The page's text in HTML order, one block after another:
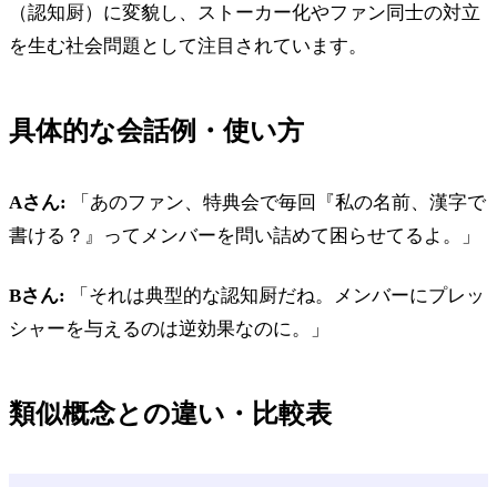
（認知厨）に変貌し、ストーカー化やファン同士の対立
を生む社会問題として注目されています。
具体的な会話例・使い方
Aさん: 「あのファン、特典会で毎回『私の名前、漢字で
書ける？』ってメンバーを問い詰めて困らせてるよ。」
Bさん: 「それは典型的な認知厨だね。メンバーにプレッ
シャーを与えるのは逆効果なのに。」
類似概念との違い・比較表